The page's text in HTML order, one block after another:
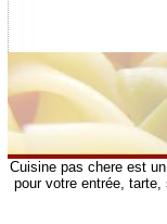
Cuisine pas chere est
pour votre entrée,